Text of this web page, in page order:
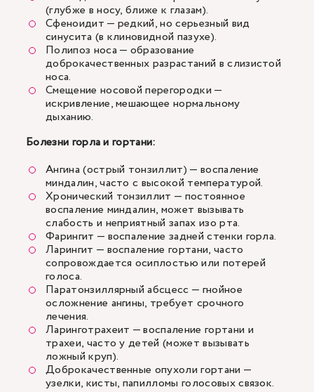
(глубже в носу, ближе к глазам).
Сфеноидит — редкий, но серьезный вид
синусита (в клиновидной пазухе).
Полипоз носа — образование
доброкачественных разрастаний в слизистой
носа.
Смещение носовой перегородки —
искривление, мешающее нормальному
дыханию.
Болезни горла и гортани:
Ангина (острый тонзиллит) — воспаление
миндалин, часто с высокой температурой.
Хронический тонзиллит — постоянное
воспаление миндалин, может вызывать
слабость и неприятный запах изо рта.
Фарингит — воспаление задней стенки горла.
Ларингит — воспаление гортани, часто
сопровождается осиплостью или потерей
голоса.
Паратонзиллярный абсцесс — гнойное
осложнение ангины, требует срочного
лечения.
Ларинготрахеит — воспаление гортани и
трахеи, часто у детей (может вызывать
ложный круп).
Доброкачественные опухоли гортани —
узелки, кисты, папилломы голосовых связок.